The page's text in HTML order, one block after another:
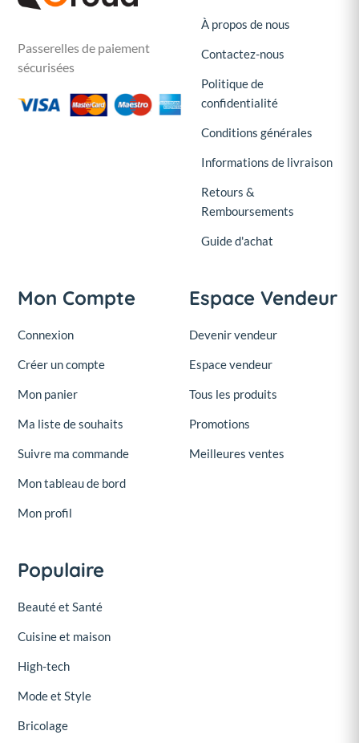
Passerelles de paiement
sécurisées
À propos de nous
Contactez-nous
Politique de
confidentialité
Conditions générales
Informations de livraison
Retours &
Remboursements
Guide d'achat
Mon Compte
Connexion
Créer un compte
Mon panier
Ma liste de souhaits
Suivre ma commande
Mon tableau de bord
Mon profil
Espace Vendeur
Devenir vendeur
Espace vendeur
Tous les produits
Promotions
Meilleures ventes
Populaire
Beauté et Santé
Cuisine et maison
High-tech
Mode et Style
Bricolage